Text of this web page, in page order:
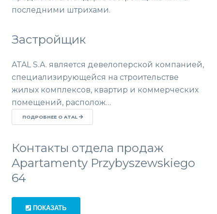
последними штрихами.
Застройщик
ATAL S.A. является девелоперской компанией,
специализирующейся на строительстве
жилых комплексов, квартир и коммерческих
помещений, располож…
ПОДРОБНЕЕ О ATAL
Контакты отдела продаж
Apartamenty Przybyszewskiego
64
ПОКАЗАТЬ